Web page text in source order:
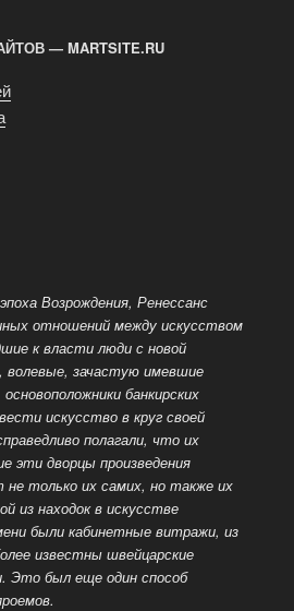
— MARTSITE.RU
Возрождения, Ренессанс
отношений между искусством
к власти люди с новой
волевые, зачастую имевшие
банкирских
искусство в круг своей
полагали, что их
эти дворцы произведения
не только их самих, но также их
из находок в искусстве
были кабинетные витражи, из
известны швейцарские
Это был еще один способ